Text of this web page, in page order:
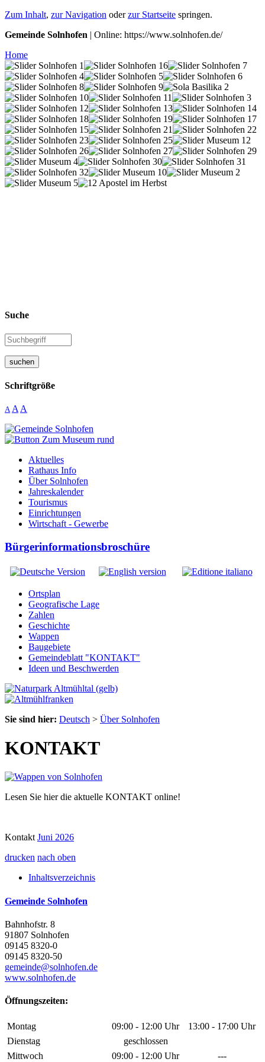
Zum Inhalt, zur Navigation oderzur Startseite springen.
Gemeinde Solnhofen | Online: https://www.solnhofen.de/
Home
Suche
suchen
Schriftgröße
A A A
Aktuelles
Rathaus Info
Über Solnhofen
Jahreskalender
Tourismus
Einrichtungen
Wirtschaft - Gewerbe
Bürgerinformationsbroschüre
Ortsplan
Geografische Lage
Zahlen
Geschichte
Wappen
Baugebiete
Gemeindeblatt "KONTAKT"
Ideen und Beschwerden
Sie sind hier: Deutsch > Über Solnhofen
KONTAKT
Lesen Sie hier die aktuelle KONTAKT online!
Kontakt Juni 2026
drucken nach oben
Inhaltsverzeichnis
Gemeinde Solnhofen
Bahnhofstr. 8
91807 Solnhofen
09145 8320-0
09145 8320-50
gemeinde@solnhofen.de
www.solnhofen.de
Öffnungszeiten:
Montag 09:00 - 12:00 Uhr
13:00 - 17:00 Uhr
Dienstag
geschlossen
Mittwoch
09:00 - 12:00 Uhr ---